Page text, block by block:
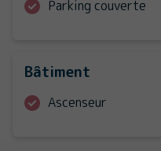
Parking couverte
Bâtiment
Ascenseur